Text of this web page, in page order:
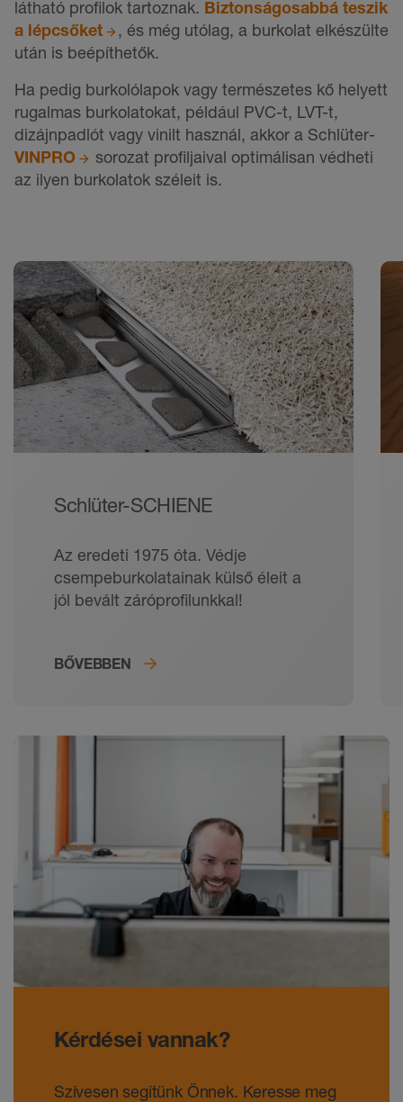
látható profilok tartoznak. Biztonságosabbá teszik
a lépcsőket
, és még utólag, a burkolat elkészülte
után is beépíthetők.
Ha pedig burkolólapok vagy természetes kő helyett
rugalmas burkolatokat, például PVC-t, LVT-t,
dizájnpadlót vagy vinilt használ, akkor a Schlüter-
VINPRO
sorozat profiljaival optimálisan védheti
az ilyen burkolatok széleit is.
Schlüter-SCHIENE
Az eredeti 1975 óta. Védje
csempeburkolatainak külső éleit a
jól bevált záróprofilunkkal!
BŐVEBBEN
Kérdései vannak?
Szívesen segítünk Önnek. Keresse meg